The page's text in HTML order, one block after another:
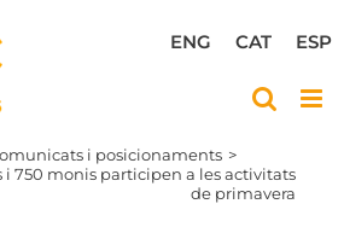
ESP
CAT
ENG
i posicionaments
i 750 monis participen a les activitats
de primavera